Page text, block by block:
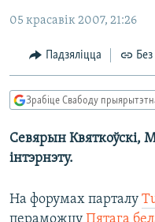
галоўнага
Перайсьці
да
галоўнай
навігацыі
Перайсьці
да
ВІДЭА І ФОТА
ЛЮДЗІ
ЭКАНОМІКА
ВАЙНА
БЕЛАРУСЫ НА ВАЙНЕ
ПАЛІТВЯЗЬНІ
ТЭСТЫ
БЛОГІ
ПАДКАСТЫ
КНІГІ
АЎДЫЁКНІГІ
PREMIUM
СУВЯЗЬ
АБЫСЬЦІ БЛЯКАВАНЬНЕ
ПАДПІСАЦЦА
ПАДКАСТЫ
FACEBOOK
TWITTER
САЧЫЦЕ ЗА АБНАЎЛЕНЬНЯМІ
Усе сайты РС/РСЭ
05 красавік 2007, 21:26
Падзяліцца
Зрабіце Свабоду
Севярын Квяткоўскі,
інтэрнэту.
На форумах парталу